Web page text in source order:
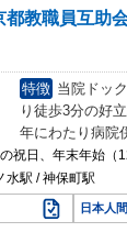
都教職員互助
特徴 当院ドッ
り徒歩3分の好
年にわたり病院
祝日、年末年始（
水駅 / 神保町駅
日本人